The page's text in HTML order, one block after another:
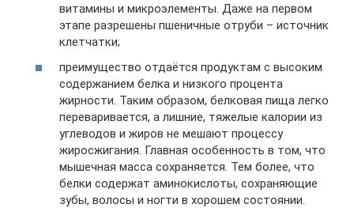
витамины и микроэлементы. Даже на первом
этапе разрешены пшеничные отруби – источник
клетчатки;
преимущество отдаётся продуктам с высоким
содержанием белка и низкого процента
жирности. Таким образом, белковая пища легко
переваривается, а лишние, тяжелые калории из
углеводов и жиров не мешают процессу
жиросжигания. Главная особенность в том, что
мышечная масса сохраняется. Тем более, что
белки содержат аминокислоты, сохраняющие
зубы, волосы и ногти в хорошем состоянии.